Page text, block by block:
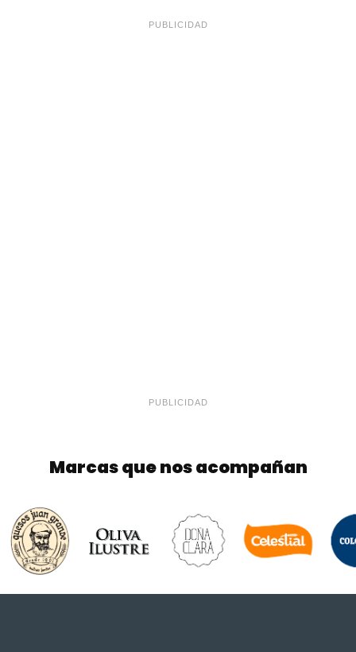
PUBLICIDAD
PUBLICIDAD
Marcas que nos acompañan